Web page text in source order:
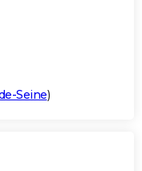
Seine)